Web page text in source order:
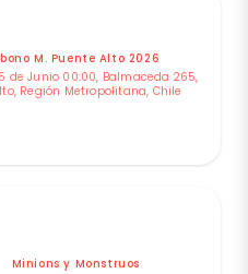
M. Puente Alto 2026
de Junio 00:00, Balmaceda 265,
Región Metropolitana, Chile
Minions y Monstruos